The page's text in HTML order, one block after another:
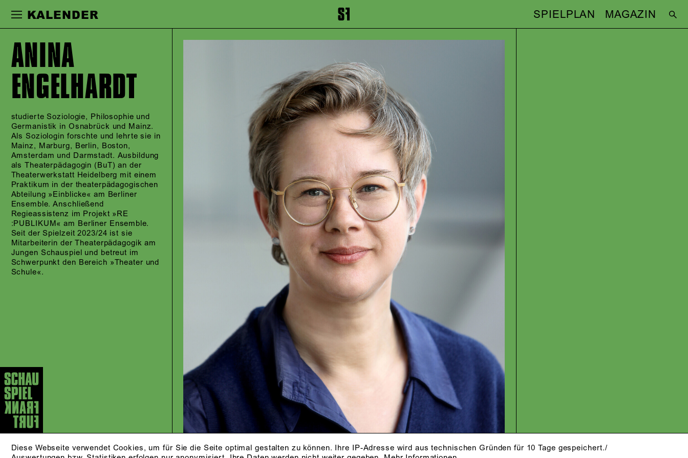
Zur Hauptnavigation springen Zum Footer springen
KALENDER SPIELPLAN MAGAZIN
Diese Webseite verwendet Cookies, um für Sie die Seite optimal gestalten zu können. Ihre IP-Adresse wird aus technischen Gründen für 10 Tage gespeichert./
ANINA
ENGELHARDT
studierte Soziologie, Philosophie und
Germanistik in Osnabrück und Mainz.
Als Soziologin forschte und lehrte sie in
Mainz, Marburg, Berlin, Boston,
Amsterdam und Darmstadt. Ausbildung
als Theaterpädagogin (BuT) an der
Theaterwerkstatt Heidelberg mit einem
Praktikum in der theaterpädagogischen
Abteilung »Einblicke« am Berliner
Ensemble. Anschließend
Regieassistenz im Projekt »RE
:PUBLIKUM« am Berliner Ensemble.
Seit der Spielzeit 2023/24 ist sie
Mitarbeiterin der Theaterpädagogik am
Jungen Schauspiel und betreut im
Schwerpunkt den Bereich »Theater und
Schule«.